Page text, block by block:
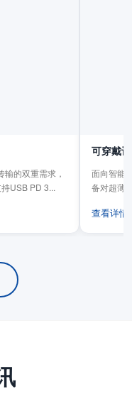
的双重需求，
USB PD 3...
可穿戴
面向智能
备对超薄
查看详